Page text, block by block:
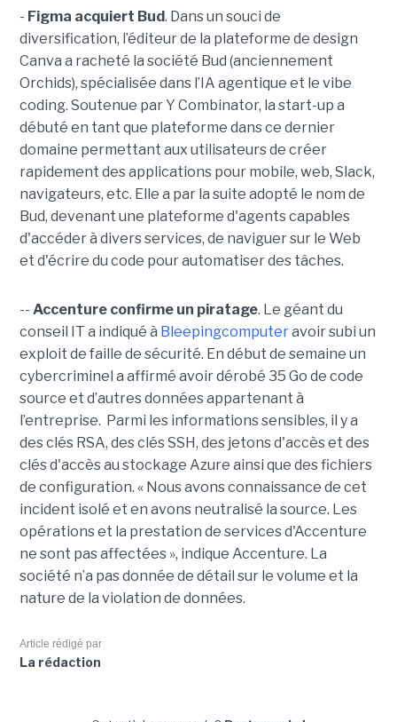
- Figma acquiert Bud. Dans un souci de
diversification, l’éditeur de la plateforme de design
Canva a racheté la société Bud (anciennement
Orchids), spécialisée dans l’IA agentique et le vibe
coding. Soutenue par Y Combinator, la start-up a
débuté en tant que plateforme dans ce dernier
domaine permettant aux utilisateurs de créer
rapidement des applications pour mobile, web, Slack,
navigateurs, etc. Elle a par la suite adopté le nom de
Bud, devenant une plateforme d'agents capables
d'accéder à divers services, de naviguer sur le Web
et d'écrire du code pour automatiser des tâches.
-- Accenture confirme un piratage. Le géant du
conseil IT a indiqué à Bleepingcomputeravoir subi un
exploit de faille de sécurité. En début de semaine un
cybercriminel a affirmé avoir dérobé 35 Go de code
source et d’autres données appartenant à
l’entreprise. Parmi les informations sensibles, il y a
des clés RSA, des clés SSH, des jetons d'accès et des
clés d'accès au stockage Azure ainsi que des fichiers
de configuration. « Nous avons connaissance de cet
incident isolé et en avons neutralisé la source. Les
opérations et la prestation de services d'Accenture
ne sont pas affectées », indique Accenture. La
société n’a pas donnée de détail sur le volume et la
nature de la violation de données.
Article rédigé par
La rédaction